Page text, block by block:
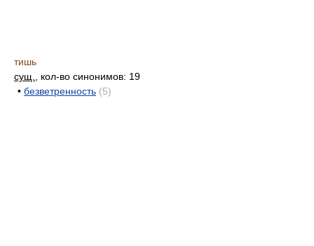
тишь
сущ.
, кол-во синонимов: 19
• безветренность (5)